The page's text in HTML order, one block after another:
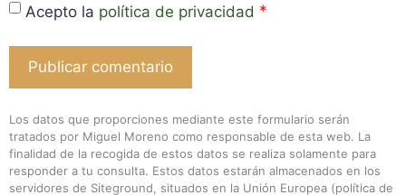
Acepto la política de privacidad *
Los datos que proporciones mediante este formulario serán
tratados por Miguel Moreno como responsable de esta web. La
finalidad de la recogida de estos datos se realiza solamente para
responder a tu consulta. Estos datos estarán almacenados en los
servidores de Siteground, situados en la Unión Europea (política de